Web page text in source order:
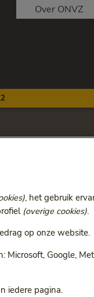
Over ONVZ
, het gebruik
(overige cookies).
op onze website.
Google,
iedere pagina.